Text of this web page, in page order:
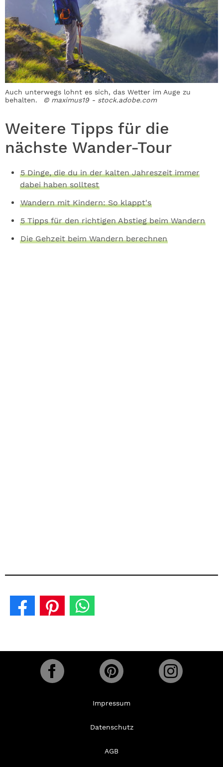
Auch unterwegs lohnt es sich, das Wetter im Auge zu
behalten.
© maximus19 - stock.adobe.com
Weitere Tipps für die
nächste Wander-Tour
5 Dinge, die du in der kalten Jahreszeit immer
dabei haben solltest
Wandern mit Kindern: So klappt's
5 Tipps für den richtigen Abstieg beim Wandern
Die Gehzeit beim Wandern berechnen
Impressum
Datenschutz
AGB